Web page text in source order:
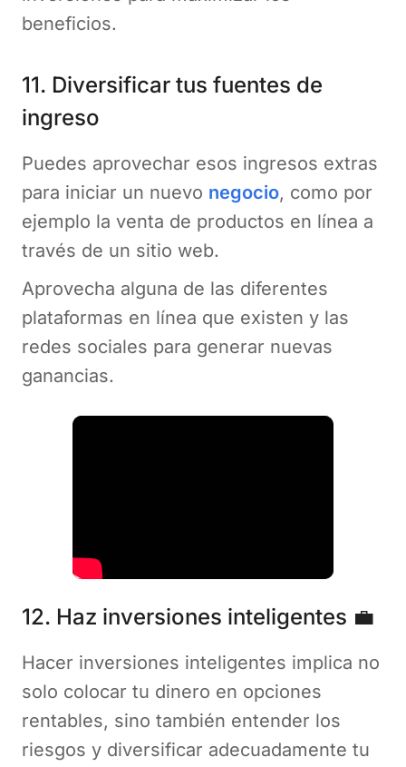
beneficios​​.
11. Diversificar tus fuentes de
ingreso
Puedes aprovechar esos ingresos extras
para iniciar un nuevo negocio, como por
ejemplo la venta de productos en línea a
través de un sitio web.
Aprovecha alguna de las diferentes
plataformas en línea que existen y las
redes sociales para generar nuevas
ganancias.
12. Haz inversiones inteligentes 💼
Hacer inversiones inteligentes implica no
solo colocar tu dinero en opciones
rentables, sino también entender los
riesgos y diversificar adecuadamente tu